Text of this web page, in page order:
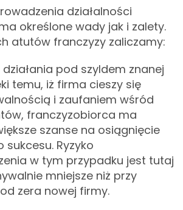
działalności
określone wady jak i zalety.
atutów franczyzy zaliczamy:
pod szyldem znanej
temu, iż firma cieszy się
i zaufaniem wśród
franczyzobiorca ma
szanse na osiągnięcie
sukcesu. Ryzyko
w tym przypadku jest tutaj
mniejsze niż przy
zera nowej firmy.